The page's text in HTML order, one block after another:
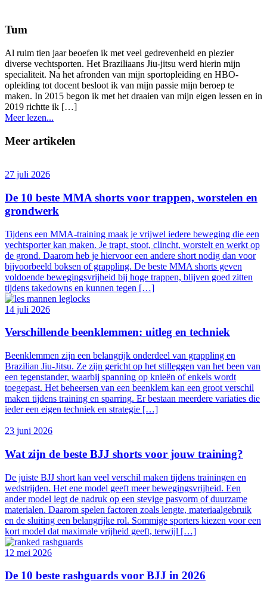
Tum
Al ruim tien jaar beoefen ik met veel gedrevenheid en plezier
diverse vechtsporten. Het Braziliaans Jiu-jitsu werd hierin mijn
specialiteit. Na het afronden van mijn sportopleiding en HBO-
opleiding tot docent besloot ik van mijn passie mijn beroep te
maken. In 2015 begon ik met het draaien van mijn eigen lessen en in
2019 richtte ik […]
Meer lezen...
Meer artikelen
27 juli 2026
De 10 beste MMA shorts voor trappen, worstelen en
grondwerk
Tijdens een MMA-training maak je vrijwel iedere beweging die een
vechtsporter kan maken. Je trapt, stoot, clincht, worstelt en werkt op
de grond. Daarom heb je hiervoor een andere short nodig dan voor
bijvoorbeeld boksen of grappling. De beste MMA shorts geven
voldoende bewegingsvrijheid bij hoge trappen, blijven goed zitten
tijdens takedowns en kunnen tegen […]
14 juli 2026
Verschillende beenklemmen: uitleg en techniek
Beenklemmen zijn een belangrijk onderdeel van grappling en
Brazilian Jiu-Jitsu. Ze zijn gericht op het stilleggen van het been van
een tegenstander, waarbij spanning op knieën of enkels wordt
toegepast. Het beheersen van een beenklem kan een groot verschil
maken tijdens training en sparring. Er bestaan meerdere variaties die
ieder een eigen techniek en strategie […]
23 juni 2026
Wat zijn de beste BJJ shorts voor jouw training?
De juiste BJJ short kan veel verschil maken tijdens trainingen en
wedstrijden. Het ene model geeft meer bewegingsvrijheid. Een
ander model legt de nadruk op een stevige pasvorm of duurzame
materialen. Daarom spelen factoren zoals lengte, materiaalgebruik
en de sluiting een belangrijke rol. Sommige sporters kiezen voor een
kort model dat maximale vrijheid geeft, terwijl […]
12 mei 2026
De 10 beste rashguards voor BJJ in 2026